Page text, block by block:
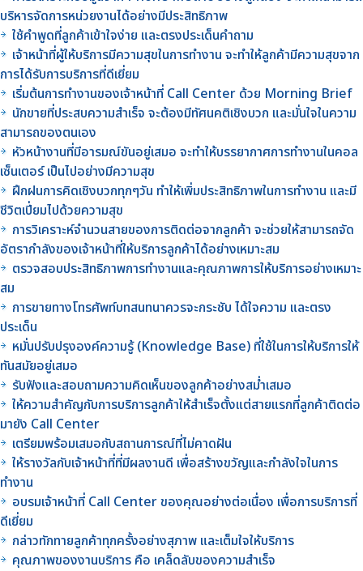
บริหารจัดการหน่วยงานได้อย่างมีประสิทธิภาพ
ใช้คำพูดที่ลูกค้าเข้าใจง่าย และตรงประเด็นคำถาม
เจ้าหน้าที่ผู้ให้บริการมีความสุขในการทำงาน จะทำให้ลูกค้ามีความสุขจาก
การได้รับการบริการที่ดีเยี่ยม
เริ่มต้นการทำงานของเจ้าหน้าที่ Call Center ด้วย Morning Brief
นักขายที่ประสบความสำเร็จ จะต้องมีทัศนคติเชิงบวก และมั่นใจในความ
สามารถของตนเอง
หัวหน้างานที่มีอารมณ์ขันอยู่เสมอ จะทำให้บรรยากาศการทำงานในคอล
เซ็นเตอร์ เป็นไปอย่างมีความสุข
ฝึกฝนการคิดเชิงบวกทุกๆวัน ทำให้เพิ่มประสิทธิภาพในการทำงาน และมี
ชีวิตเปี่ยมไปด้วยความสุข
การวิเคราะห์จำนวนสายของการติดต่อจากลูกค้า จะช่วยให้สามารถจัด
อัตรากำลังของเจ้าหน้าที่ให้บริการลูกค้าได้อย่างเหมาะสม
ตรวจสอบประสิทธิภาพการทำงานและคุณภาพการให้บริการอย่างเหมาะ
สม
การขายทางโทรศัพท์บทสนทนาควรจะกระชับ ได้ใจความ และตรง
ประเด็น
หมั่นปรับปรุงองค์ความรู้ (Knowledge Base) ที่ใช้ในการให้บริการให้
ทันสมัยอยู่เสมอ
รับฟังและสอบถามความคิดเห็นของลูกค้าอย่างสม่ำเสมอ
ให้ความสำคัญกับการบริการลูกค้าให้สำเร็จตั้งแต่สายแรกที่ลูกค้าติดต่อ
มายัง Call Center
เตรียมพร้อมเสมอกับสถานการณ์ที่ไม่คาดฝัน
ให้รางวัลกับเจ้าหน้าที่ที่มีผลงานดี เพื่อสร้างขวัญและกำลังใจในการ
ทำงาน
อบรมเจ้าหน้าที่ Call Center ของคุณอย่างต่อเนื่อง เพื่อการบริการที่
ดีเยี่ยม
กล่าวทักทายลูกค้าทุกครั้งอย่างสุภาพ และเต็มใจให้บริการ
คุณภาพของงานบริการ คือ เคล็ดลับของความสำเร็จ